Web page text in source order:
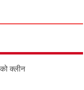
क्लीन